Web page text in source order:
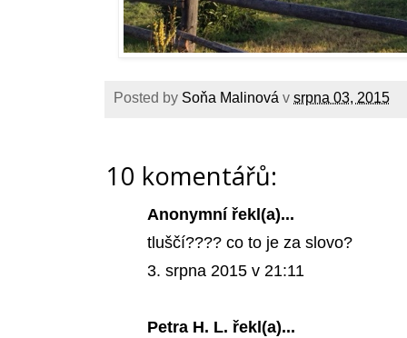
Posted by Soňa Malinová v srpna 03, 2015
10 komentářů:
Anonymní řekl(a)...
tluščí???? co to je za slovo?
3. srpna 2015 v 21:11
Petra H. L. řekl(a)...